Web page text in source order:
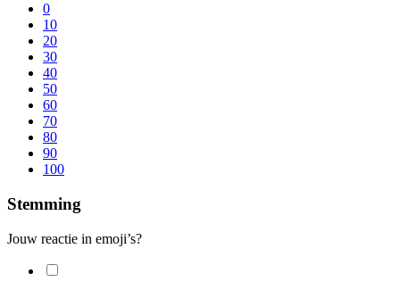
0
10
20
30
40
50
60
70
80
90
100
Stemming
Jouw reactie in emoji’s?